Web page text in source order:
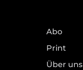
Abo
Print
Über uns